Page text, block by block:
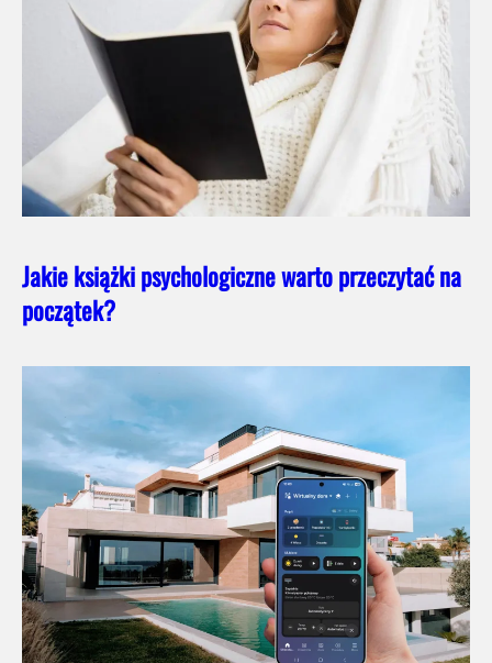
Jakie książki psychologiczne warto przeczytać na
początek?